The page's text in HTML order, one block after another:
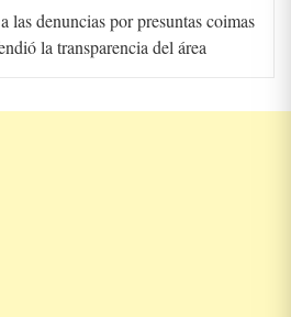
denuncias por presuntas coimas
la transparencia del área